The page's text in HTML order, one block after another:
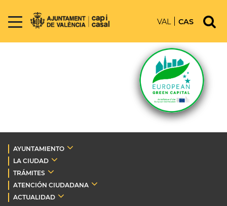
VAL CAS
AYUNTAMIENTO
LA CIUDAD
TRÁMITES
ATENCIÓN CIUDADANA
ACTUALIDAD